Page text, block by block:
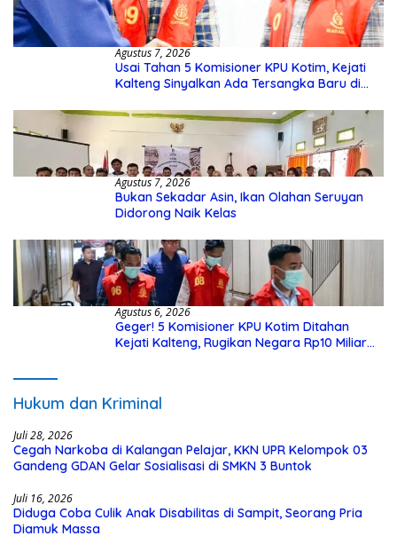
Agustus 7, 2026
Usai Tahan 5 Komisioner KPU Kotim, Kejati
Kalteng Sinyalkan Ada Tersangka Baru di
Agustus 7, 2026
Bukan Sekadar Asin, Ikan Olahan Seruyan
Didorong Naik Kelas
Agustus 6, 2026
Geger! 5 Komisioner KPU Kotim Ditahan
Kejati Kalteng, Rugikan Negara Rp10 Miliar
Hukum dan Kriminal
Juli 28, 2026
Cegah Narkoba di Kalangan Pelajar, KKN UPR Kelompok 03
Gandeng GDAN Gelar Sosialisasi di SMKN 3 Buntok
Juli 16, 2026
Diduga Coba Culik Anak Disabilitas di Sampit, Seorang Pria
Diamuk Massa